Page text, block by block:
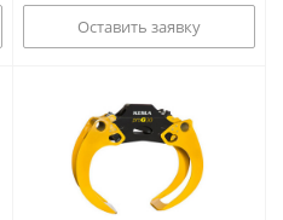
Оставить заявку